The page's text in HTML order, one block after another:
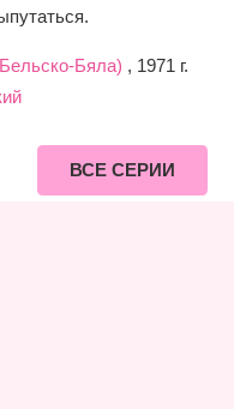
Бяла) , 1971 г.
ВСЕ СЕРИИ